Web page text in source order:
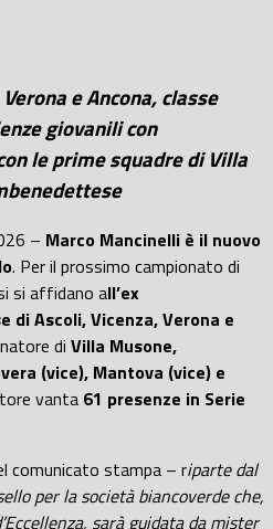
e Ancona, classe
giovanili con
le prime squadre di Villa
– Marco Mancinelli è il nuovo
. Per il prossimo campionato di
si affidano all’ex
Ascoli, Vicenza, Verona e
di Villa Musone,
(vice), Mantova (vice) e
vanta 61 presenze in Serie
comunicato stampa – riparte dal
per la società biancoverde che,
sarà guidata da mister